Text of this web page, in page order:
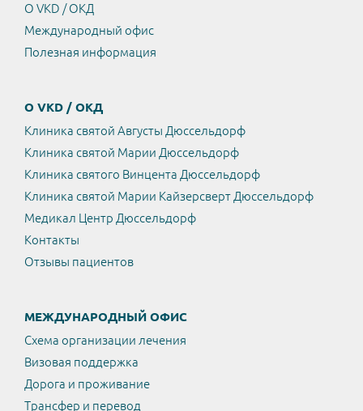
О VKD / ОКД
Международный офис
Полезная информация
О VKD / ОКД
Клиника святой Августы Дюссельдорф
Клиника святой Марии Дюссельдорф
Клиника святого Винцента Дюссельдорф
Клиника святой Марии Кайзерсверт Дюссельдорф
Медикал Центр Дюссельдорф
Контакты
Отзывы пациентов
МЕЖДУНАРОДНЫЙ ОФИС
Схема организации лечения
Визовая поддержка
Дорога и проживание
Трансфер и перевод